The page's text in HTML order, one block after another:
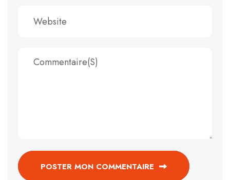
POSTER MON COMMENTAIRE